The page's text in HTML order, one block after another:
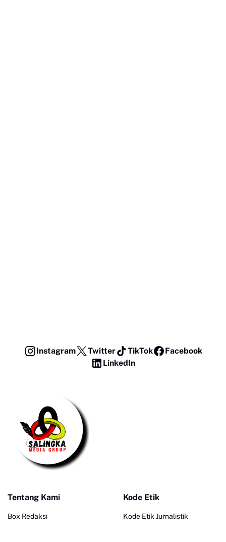
Instagram Twitter TikTok
Facebook
LinkedIn
Tentang Kami
Box Redaksi
Kode Etik
Kode Etik Jurnalistik